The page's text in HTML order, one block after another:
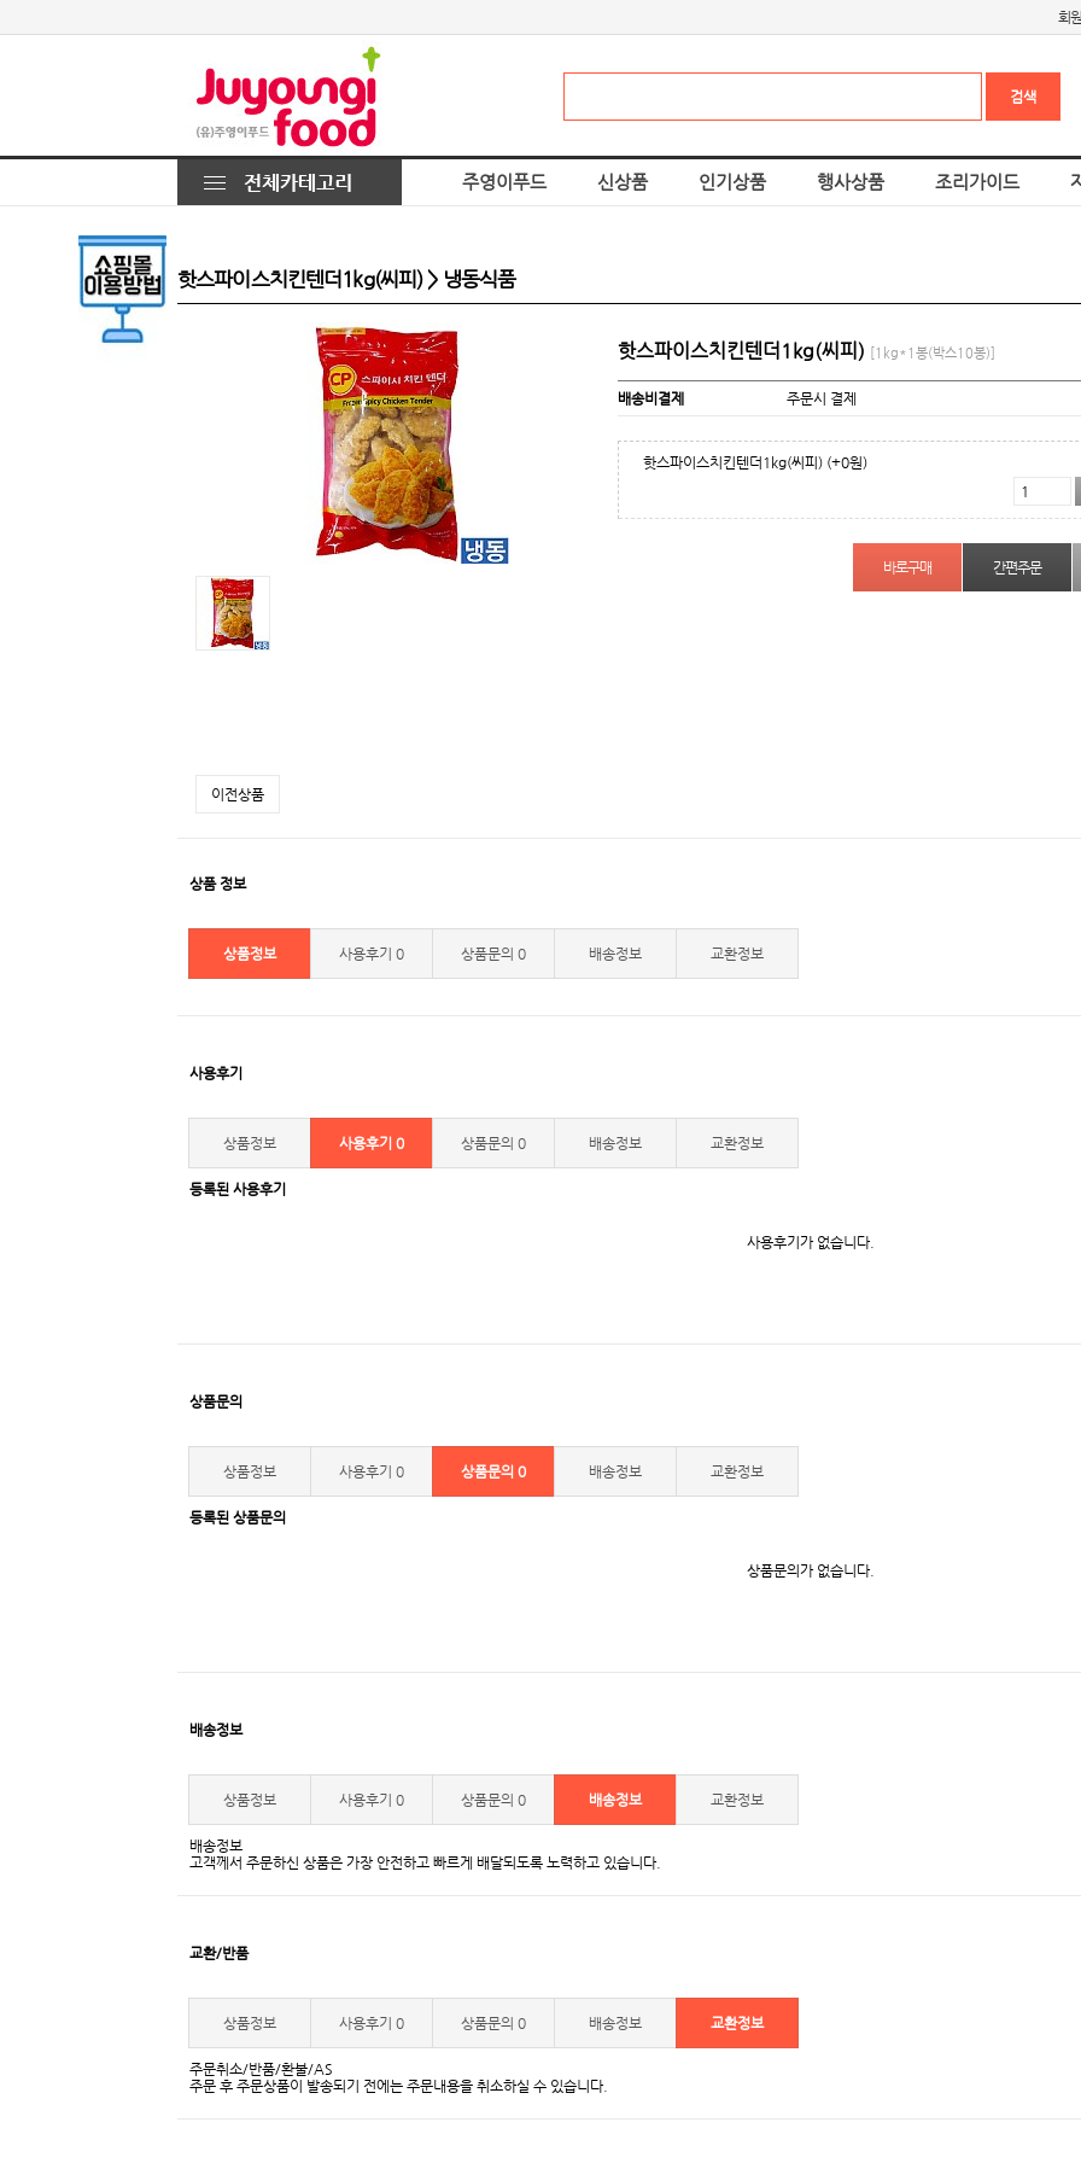
회
주영이푸드 신상품 인기상품 행사상품 조리가이드
핫스파이스치킨텐더1kg(씨피) > 냉동식품
핫스파이스치킨텐더1kg(씨피) [1kg*1봉(박스10봉)]
배송비결제 주문시 결제
핫스파이스치킨텐더1kg(씨피) (+0원)
간편주문
이전상품
상품 정보
상품정보 사용후기 0 상품문의 0 배송정보 교환정보
사용후기
상품정보 사용후기 0 상품문의 0 배송정보 교환정보
등록된 사용후기
사용후기가 없습니다.
상품문의
상품정보 사용후기 0 상품문의 0 배송정보 교환정보
등록된 상품문의
상품문의가 없습니다.
배송정보
상품정보 사용후기 0 상품문의 0 배송정보 교환정보
배송정보
고객께서 주문하신 상품은 가장 안전하고 빠르게 배달되도록 노력하고 있습니다.
교환/반품
상품정보 사용후기 0 상품문의 0 배송정보 교환정보
주문취소/반품/환불/AS
주문 후 주문상품이 발송되기 전에는 주문내용을 취소하실 수 있습니다.